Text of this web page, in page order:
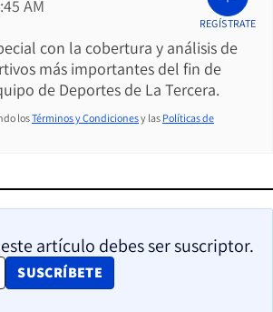
AM
con la cobertura y análisis de
más importantes del fin de
de Deportes de La Tercera.
REGÍSTRATE
losTérminos y Condicionesy las Políticas de
artículo debes ser suscriptor.
SUSCRÍBETE
OPENS IN NEW WINDOW